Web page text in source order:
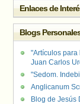
Enlaces de
Blogs
"Artículos para
Juan Carlos
"Sedom.
Anglicanum
Blog de Jesús